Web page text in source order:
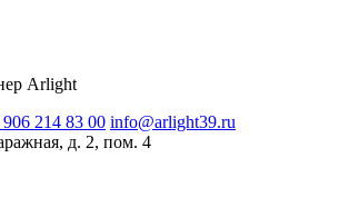
Arlight
214 83 00 info@arlight39.ru
д. 2, пом. 4